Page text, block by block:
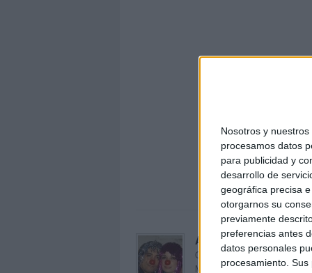
Nosotros y nuestros
procesamos datos
para publicidad y
desarrollo de
geográfica precisa
otorgarnos su
previamente
preferencias antes
datos personales
procesamiento.
Acerca de
Orientación Andújar no es
Maribel, que además de ser